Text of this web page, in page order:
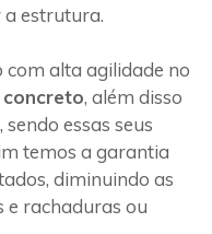
estrutura.
alta agilidade no
, além disso
essas seus
temos a garantia
diminuindo as
e rachaduras ou